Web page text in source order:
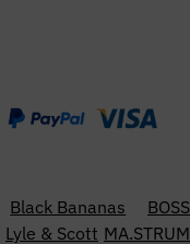
Black Bananas
BOSS
Lyle & Scott MA.STRUM